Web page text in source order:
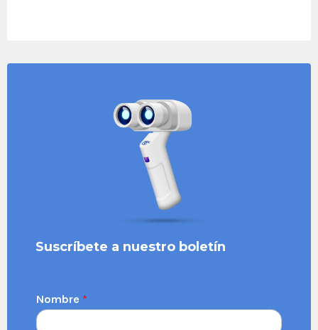
Suscríbete a nuestro boletín
Nombre *